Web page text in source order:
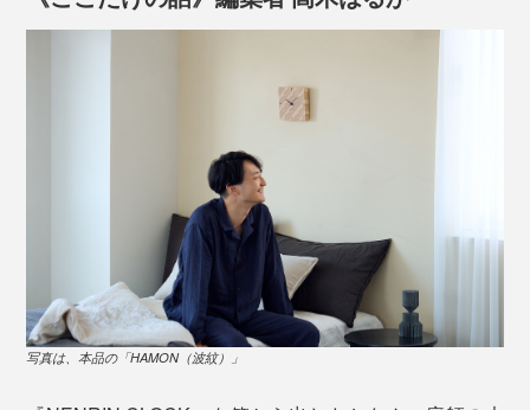
写真は、本品の「HAMON（波紋）」
現代なら、還暦や米寿、金婚式や結婚のお祝い、定年退
職祝い、企業の周年記念に、ぴったりです。
ご希望の方には、時計裏側のプレートに、無料で60字ま
でのオリジナルメッセージを、こんなふうに刻印できま
3. レイアウト確定後、製作に入ります。発送までの目安
は、約2週間ですが、正式なお届け日時は、メールにて
写真は、本品の「HAMON（波紋）」